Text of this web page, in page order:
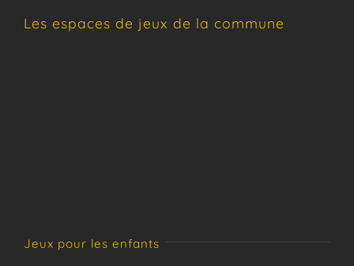
Les espaces de jeux de la commune
Jeux pour les enfants